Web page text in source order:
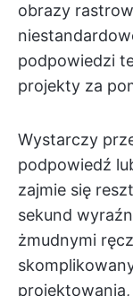
obrazy
podpowiedzi
projekty za
Wystarczy
podpowiedź
zajmie się
sekund
żmudnymi